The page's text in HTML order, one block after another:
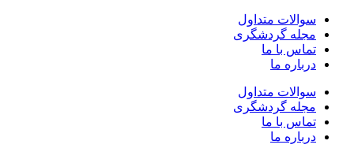
سوالات متداول
مجله گردشگری
تماس با ما
درباره ما
سوالات متداول
مجله گردشگری
تماس با ما
درباره ما